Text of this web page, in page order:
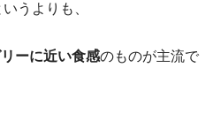
うよりも、
ーに近い食感のものが主流で